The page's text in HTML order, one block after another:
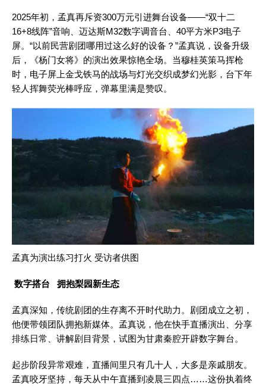
2025年初，孟真再斥资300万元引进舞台设备——“双十二
16+8线阵”音响、迈达斯M32数字调音台、40平方米P3电子
屏。“以前民营剧团哪用过这么好的设备？”孟真说，设备升级
后，《杨门女将》的演出效果惊艳全场。当穆桂英策马挥枪
时，电子屏上金戈铁马的战场与灯光交织成梦幻光影，台下年
轻人挥舞荧光棒呼应，弹幕里满是赞叹。
孟真为演出练习打火 受访者供图
数字搭台 拥抱梨园新生态
孟真深知，传统剧团的生存离不开时代助力。剧团成立之初，
他便带领团队拥抱新媒体。孟真说，他在快手直播演出、分享
排练日常、讲解剧目背景，试图为甘肃秦腔开辟数字舞台。
起步阶段异常艰难，直播间里只有几十人，大多是亲戚朋友。
孟真咬牙坚持，每天从中午直播到凌晨三四点……这份执着终